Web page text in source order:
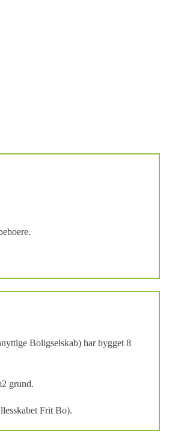
Boligselskab) har bygget 8
grund.
Frit Bo).